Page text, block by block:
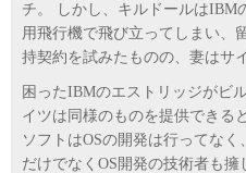
チ。 しかし、キルドールはIBM
用飛行機で飛び立ってしまい、
持契約を試みたものの、妻はサ
困ったIBMのエストリッジがビ
イツは同様のものを提供できる
ソフトはOSの開発は行ってな
だけでなくOS開発の技術者も